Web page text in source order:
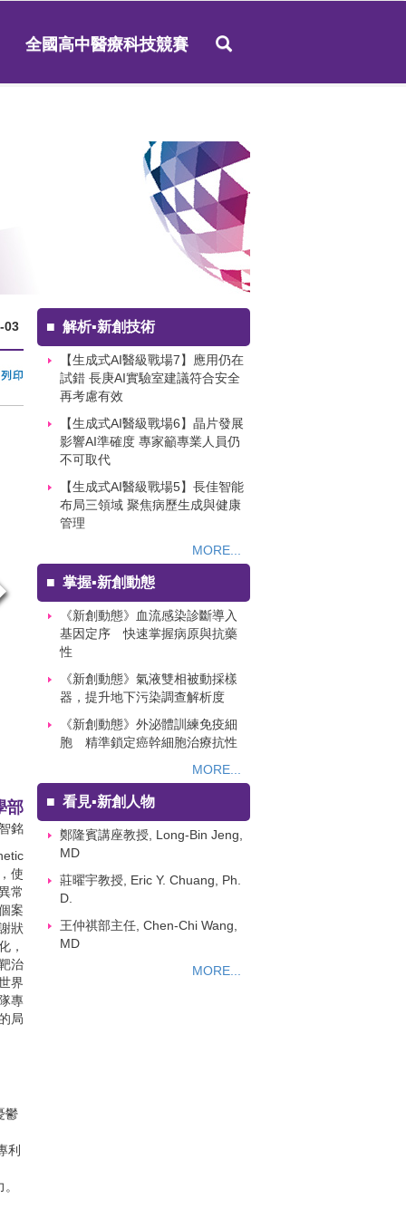
全國高中醫療科技競賽
03
部
使
常
案
狀
，
治
界
專
局
■ 解析▪新創技術
【生成式AI醫級戰場7】應用仍在
試錯 長庚AI實驗室建議符合安全
再考慮有效
【生成式AI醫級戰場6】晶片發展
影響AI準確度 專家籲專業人員仍
不可取代
【生成式AI醫級戰場5】長佳智能
布局三領域 聚焦病歷生成與健康
管理
MORE...
■ 掌握▪新創動態
《新創動態》血流感染診斷導入
基因定序 快速掌握病原與抗藥
性
《新創動態》氣液雙相被動採樣
器，提升地下污染調查解析度
《新創動態》外泌體訓練免疫細
胞 精準鎖定癌幹細胞治療抗性
MORE...
■ 看見▪新創人物
鄭隆賓講座教授, Long-Bin Jeng,
MD
莊曜宇教授, Eric Y. Chuang, Ph.
D.
王仲祺部主任, Chen-Chi Wang,
MD
MORE...